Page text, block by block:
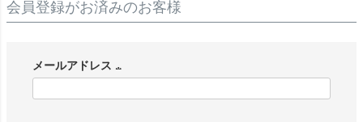
会員登録がお済みのお客様
メールアドレス
(